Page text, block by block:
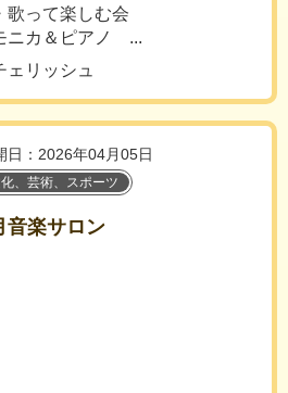
歌って楽しむ会
ニカ＆ピアノ ...
ェリッシュ
日：2026年04月05日
、芸術、スポーツ
音楽サロン